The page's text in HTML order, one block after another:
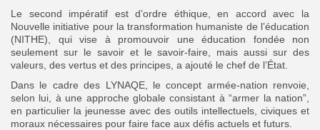
Le second impératif est d’ordre éthique, en accord avec la
Nouvelle initiative pour la transformation humaniste de l’éducation
(NITHE), qui vise à promouvoir une éducation fondée non
seulement sur le savoir et le savoir-faire, mais aussi sur des
valeurs, des vertus et des principes, a ajouté le chef de l’État.
Dans le cadre des LYNAQE, le concept armée-nation renvoie,
selon lui, à une approche globale consistant à “armer la nation”,
en particulier la jeunesse avec des outils intellectuels, civiques et
moraux nécessaires pour faire face aux défis actuels et futurs.